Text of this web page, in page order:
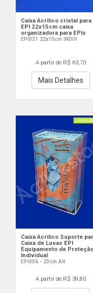
Caixa Acrilico cristal para
EPI 22x15cm caixa
organizadora para EPIs
EPI031 22x15cm INDIV
A partir de R$ 63,70
Mais Detalhes
Caixa Acrilico Suporte
Caixa de Luvas EPI
Equipamento de Proteção
Individual
EPI056 - 23cm Alt
A partir de R$ 39,80